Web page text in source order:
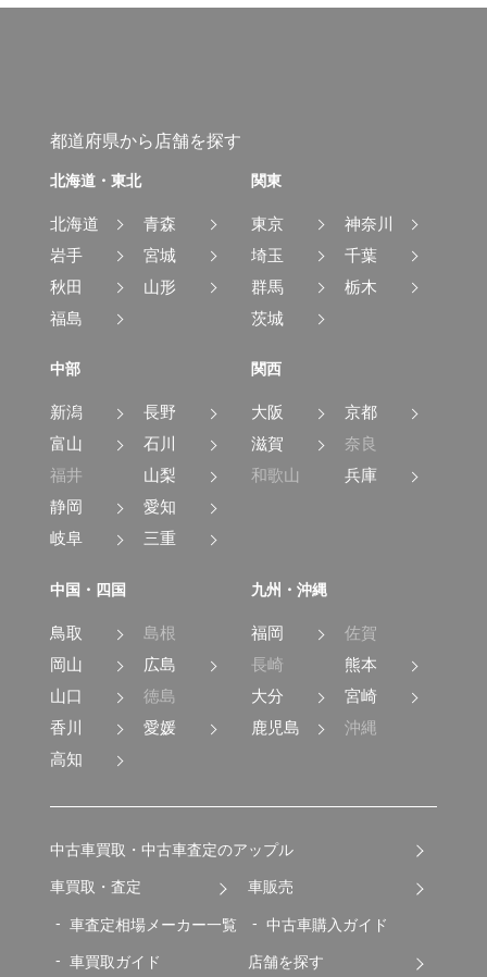
都道府県から店舗を探す
北海道・東北
北海道
青森
岩手
宮城
秋田
山形
福島
関東
東京
神奈川
埼玉
千葉
群馬
栃木
茨城
中部
新潟
長野
富山
石川
福井
山梨
静岡
愛知
岐阜
三重
関西
大阪
京都
滋賀
奈良
和歌山
兵庫
中国・四国
鳥取
島根
岡山
広島
山口
徳島
香川
愛媛
高知
九州・沖縄
福岡
佐賀
長崎
熊本
大分
宮崎
鹿児島
沖縄
中古車買取・中古車査定のアップル
車買取・査定
車査定相場メーカー一覧
車買取ガイド
車販売
中古車購入ガイド
店舗を探す